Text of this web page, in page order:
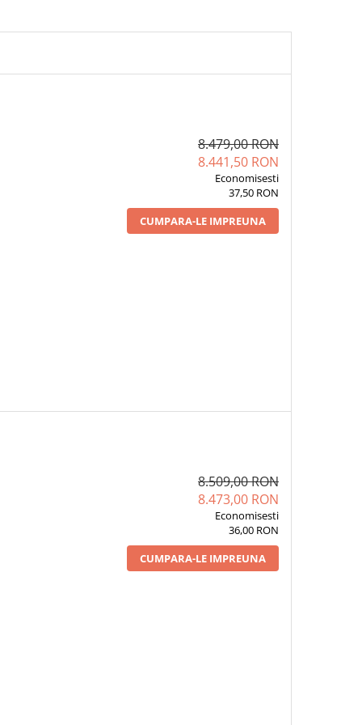
8.479,00 RON
8.441,50 RON
Economisesti
37,50 RON
CUMPARA-LE IMPREUNA
8.509,00 RON
8.473,00 RON
Economisesti
36,00 RON
CUMPARA-LE IMPREUNA